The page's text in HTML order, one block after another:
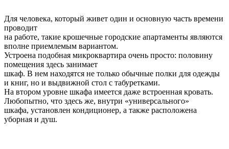
Для человека, который живет один и основную часть времени
проводит
на работе, такие крошечные городские апартаменты являются
вполне приемлемым вариантом.
Устроена подобная микроквартира очень просто: половину
помещения здесь занимает
шкаф. В нем находятся не только обычные полки для одежды
и книг, но и выдвижной стол с табуретками.
На втором уровне шкафа имеется даже встроенная кровать.
Любопытно, что здесь же, внутри «универсального»
шкафа, установлен кондиционер, а также расположена
уборная и душ.